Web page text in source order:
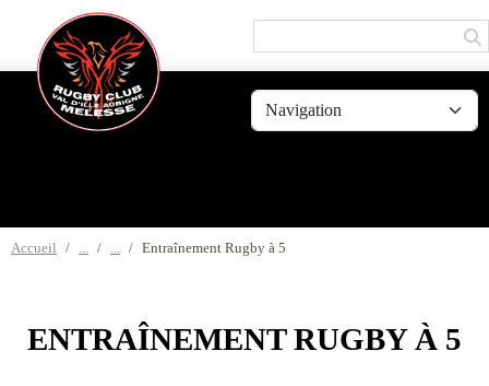
Accueil Entraînement Rugby à 5
ENTRAÎNEMENT RUGBY À 5
Panneau de gestion des cookies